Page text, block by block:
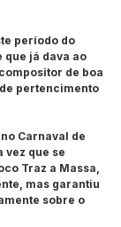
período do
que já dava ao
de boa
pertencimento
Carnaval de
vez que se
Traz a Massa,
mas garantiu
sobre o